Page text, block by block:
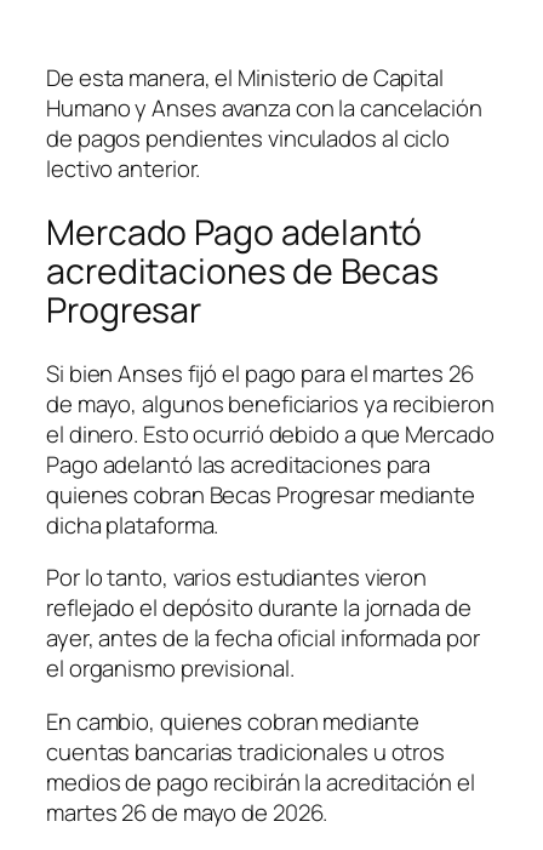
De esta manera, el Ministerio de Capital
Humano y Anses avanza con la cancelación
de pagos pendientes vinculados al ciclo
lectivo anterior.
Mercado Pago adelantó
acreditaciones de Becas
Progresar
Si bien Anses fijó el pago para el martes 26
de mayo, algunos beneficiarios ya recibieron
el dinero. Esto ocurrió debido a que Mercado
Pago adelantó las acreditaciones para
quienes cobran Becas Progresar mediante
dicha plataforma.
Por lo tanto, varios estudiantes vieron
reflejado el depósito durante la jornada de
ayer, antes de la fecha oficial informada por
el organismo previsional.
En cambio, quienes cobran mediante
cuentas bancarias tradicionales u otros
medios de pago recibirán la acreditación el
martes 26 de mayo de 2026.